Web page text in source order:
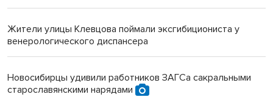
Жители улицы Клевцова поймали эксгибициониста у
венерологического диспансера
Новосибирцы удивили работников ЗАГСа сакральными
старославянскими нарядами